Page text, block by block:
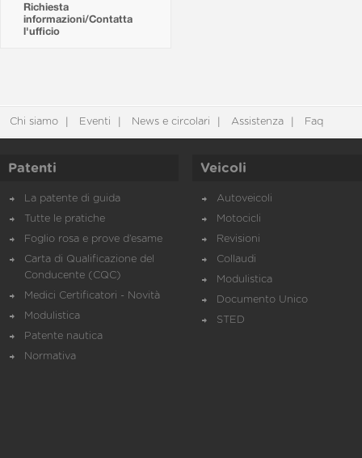
Richiesta
informazioni/Contatta
l'ufficio
Chi siamo Eventi News e circolari Assistenza Faq
Patenti
La patente di guida
Tutte le pratiche
Foglio rosa e prove d’esame
Carta di Qualificazione del
Conducente (CQC)
Medici Certificatori - Novità
Modulistica
Patente nautica
Normativa
Veicoli
Autoveicoli
Motocicli
Revisioni
Collaudi
Modulistica
Documento Unico
STED